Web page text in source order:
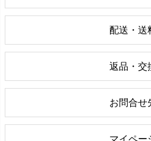
配送・送
返品・交
お問合せ